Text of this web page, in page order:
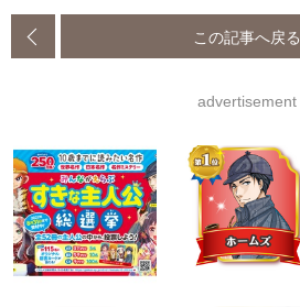
この記事へ戻る
advertisement